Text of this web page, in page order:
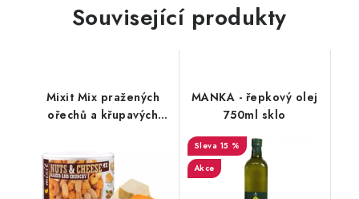
Související produkty
Mixit Mix pražených
ořechů a křupavých
MANKA - řepkový olej
750ml sklo
15 %
Akce